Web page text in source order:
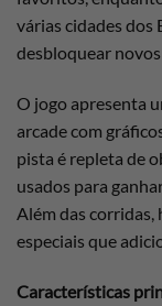
várias cidades dos
desbloquear
O jogo apresenta
arcade com
pista é repleta de
usados para
Além das corridas,
especiais que
Características